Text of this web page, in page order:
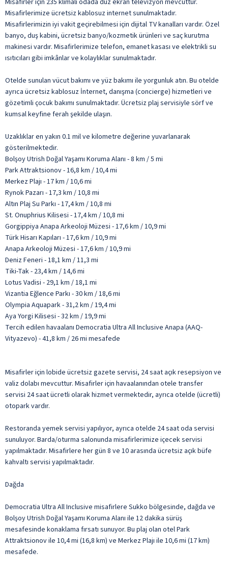
Misafirlerimize ücretsiz kablosuz internet sunulmaktadır.
Misafirlerimizin iyi vakit geçirebilmesi için dijital TV kanalları vardır. Özel
banyo, duş kabini, ücretsiz banyo/kozmetik ürünleri ve saç kurutma
makinesi vardır. Misafirlerimize telefon, emanet kasası ve elektrikli su
ısıtıcıları gibi imkânlar ve kolaylıklar sunulmaktadır.
Otelde sunulan vücut bakımı ve yüz bakımı ile yorgunluk atın. Bu otelde
ayrıca ücretsiz kablosuz İnternet, danışma (concierge) hizmetleri ve
gözetimli çocuk bakımı sunulmaktadır. Ücretsiz plaj servisiyle sörf ve
kumsal keyfine ferah şekilde ulaşın.
Uzaklıklar en yakın 0.1 mil ve kilometre değerine yuvarlanarak
gösterilmektedir.
Bolşoy Utrish Doğal Yaşamı Koruma Alanı - 8 km / 5 mi
Park Attraktsionov - 16,8 km / 10,4 mi
Merkez Plajı - 17 km / 10,6 mi
Rynok Pazarı - 17,3 km / 10,8 mi
Altın Plaj Su Parkı - 17,4 km / 10,8 mi
St. Onuphrius Kilisesi - 17,4 km / 10,8 mi
Gorgippiya Anapa Arkeoloji Müzesi - 17,6 km / 10,9 mi
Türk Hisarı Kapıları - 17,6 km / 10,9 mi
Anapa Arkeoloji Müzesi - 17,6 km / 10,9 mi
Deniz Feneri - 18,1 km / 11,3 mi
Tiki-Tak - 23,4 km / 14,6 mi
Lotus Vadisi - 29,1 km / 18,1 mi
Vizantia Eğlence Parkı - 30 km / 18,6 mi
Olympia Aquapark - 31,2 km / 19,4 mi
Aya Yorgi Kilisesi - 32 km / 19,9 mi
Tercih edilen havaalanı Democratia Ultra All Inclusive Anapa (AAQ-
Vityazevo) - 41,8 km / 26 mi mesafede
Misafirler için lobide ücretsiz gazete servisi, 24 saat açık resepsiyon ve
valiz dolabı mevcuttur. Misafirler için havaalanından otele transfer
servisi 24 saat ücretli olarak hizmet vermektedir, ayrıca otelde (ücretli)
otopark vardır.
Restoranda yemek servisi yapılıyor, ayrıca otelde 24 saat oda servisi
sunuluyor. Barda/oturma salonunda misafirlerimize içecek servisi
yapılmaktadır. Misafirlere her gün 8 ve 10 arasında ücretsiz açık büfe
kahvaltı servisi yapılmaktadır.
Dağda
Democratia Ultra All Inclusive misafirlere Sukko bölgesinde, dağda ve
Bolşoy Utrish Doğal Yaşamı Koruma Alanı ile 12 dakika sürüş
mesafesinde konaklama fırsatı sunuyor. Bu plaj olan otel Park
Attraktsionov ile 10,4 mi (16,8 km) ve Merkez Plajı ile 10,6 mi (17 km)
mesafede.